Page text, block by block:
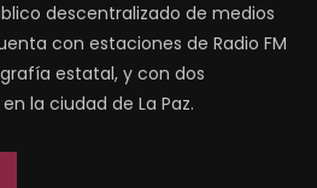
descentralizado de medios
con estaciones de Radio FM
estatal, y con dos
la ciudad de La Paz.